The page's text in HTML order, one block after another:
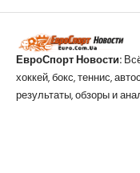
ЕвроСпорт Новости:
хоккей, бокс, теннис,
результаты, обзоры и